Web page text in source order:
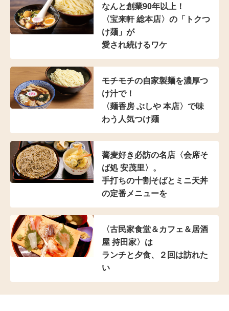
なんと創業90年以上！
〈宝来軒 総本店〉の 「トクつ
け麺」が
愛され続けるワケ
モチモチの自家製麺を濃厚つ
け汁で！
〈麺香房 ぶしや 本店〉 で味
わう人気つけ麺
蕎麦好き必訪の名店 〈会席そ
ば処 安茂里〉。
手打ちの十割そばと ミニ天丼
の定番メニューを
〈古民家食堂＆カフェ ＆居酒
屋 持田家〉は
ランチと夕食、２回は訪れた
い